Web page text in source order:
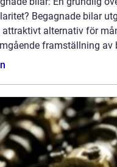
Begagnade bilar
attraktivt alternativ för
framställning av